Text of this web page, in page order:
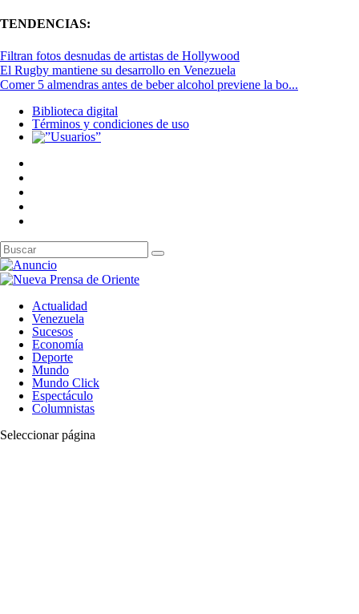
TENDENCIAS:
Filtran fotos desnudas de artistas de Hollywood
El Rugby mantiene su desarrollo en Venezuela
Comer 5 almendras antes de beber alcohol previene la bo...
Biblioteca digital
Términos y condiciones de uso
Actualidad
Venezuela
Sucesos
Economía
Deporte
Mundo
Mundo Click
Espectáculo
Columnistas
Seleccionar página